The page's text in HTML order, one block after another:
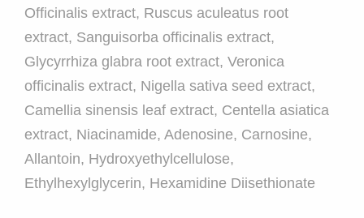
Officinalis extract, Ruscus aculeatus root
extract, Sanguisorba officinalis extract,
Glycyrrhiza glabra root extract, Veronica
officinalis extract, Nigella sativa seed extract,
Camellia sinensis leaf extract, Centella asiatica
extract, Niacinamide, Adenosine, Carnosine,
Allantoin, Hydroxyethylcellulose,
Ethylhexylglycerin, Hexamidine Diisethionate